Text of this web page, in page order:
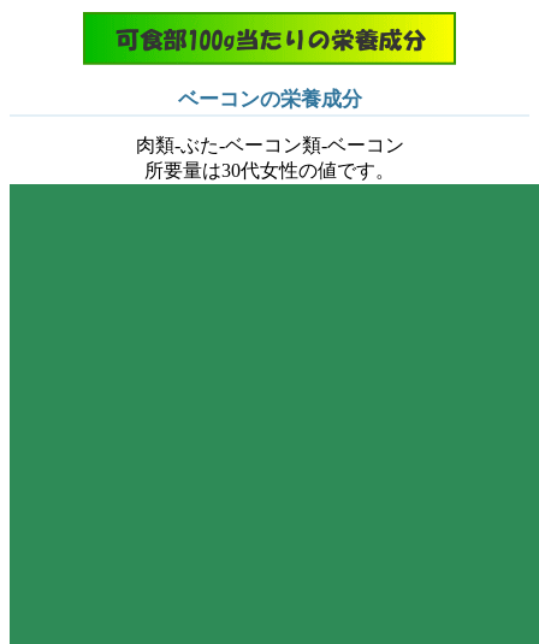
ベーコンの栄養成分
肉類-ぶた-ベーコン類-ベーコン
所要量は30代女性の値です。